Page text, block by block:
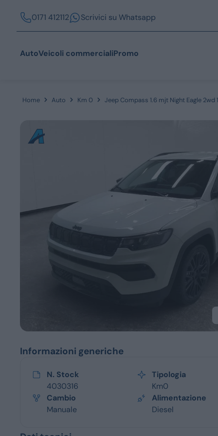
0171 412112 Scrivici su Whatsapp
AutoVeicoli commercialiPromo
Servizi
Home Auto Km 0 Jeep Compass 1.6 mjt Night Eagle 2wd
Informazioni generiche
N. Stock
4030316
Tipologia
Km0
Cambio
Manuale
Alimentazione
Diesel